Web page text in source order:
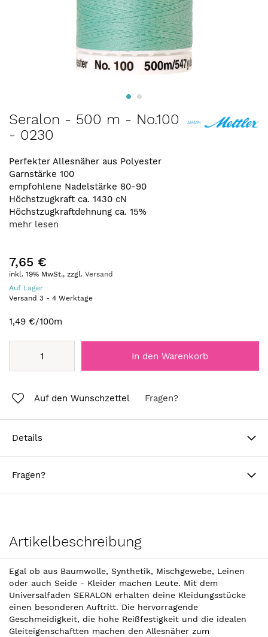
Anfang
der
springen
Seralon - 500 m - No.100
- 0230
Perfekter Allesnäher aus Polyester
Garnstärke 100
empfohlene Nadelstärke 80-90
Höchstzugkraft ca. 1430 cN
Höchstzugkraftdehnung ca. 15%
mehr lesen
7,65 €
inkl. 19% MwSt., zzgl. Versand
Auf Lager
Versand 3 - 4 Werktage
1,49 €/100m
In den Warenkorb
Auf den Wunschzettel Fragen?
Details
Fragen?
Artikelbeschreibung
Egal ob aus Baumwolle, Synthetik, Mischgewebe, Leinen
oder auch Seide - Kleider machen Leute. Mit dem
Universalfaden SERALON erhalten deine Kleidungsstücke
einen besonderen Auftritt. Die hervorragende
Geschmeidigkeit, die hohe Reißfestigkeit und die idealen
Gleiteigenschaftten machen den Allesnäher zum